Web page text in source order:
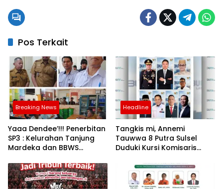
Pos Terkait
Breaking News
Yaaa Dendee’!!! Penerbitan
SP3 : Kelurahan Tanjung
Mardeka dan BBWS
Bertolak Belakang
Headline
Tangkis mi, Annemi
Tauwwa 8 Putra Sulsel
Duduki Kursi Komisaris